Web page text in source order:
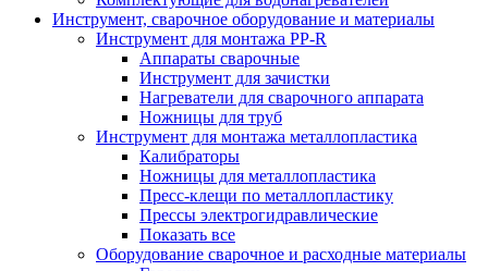
Инструмент, сварочное оборудование и материалы
Инструмент для монтажа PP-R
Аппараты сварочные
Инструмент для зачистки
Нагреватели для сварочного аппарата
Ножницы для труб
Инструмент для монтажа металлопластика
Калибраторы
Ножницы для металлопластика
Пресс-клещи по металлопластику
Прессы электрогидравлические
Показать все
Оборудование сварочное и расходные материалы